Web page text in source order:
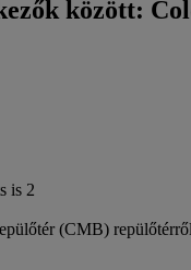
között:
is 2
(CMB) repülőtérről